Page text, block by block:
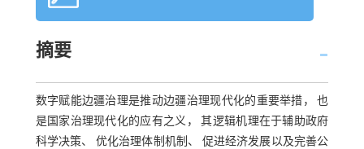
摘要
数字赋能边疆治理是推动边疆治理现代化的重要举措， 也
是国家治理现代化的应有之义， 其逻辑机理在于辅助政府
科学决策、 优化治理体制机制、 促进经济发展以及完善公